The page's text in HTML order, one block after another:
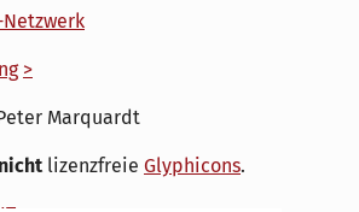
>
Marquardt
nicht lizenzfreie Glyphicons.